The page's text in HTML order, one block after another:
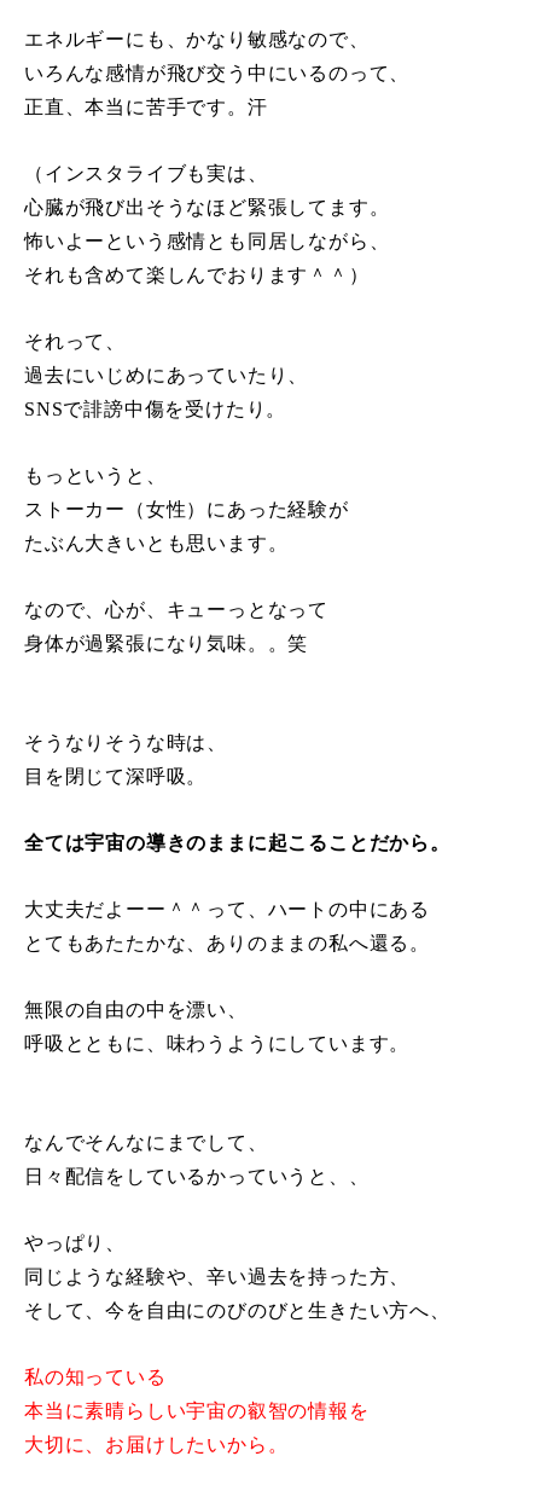
エネルギーにも、かなり敏感なので、
いろんな感情が飛び交う中にいるのって、
正直、本当に苦手です。汗
（インスタライブも実は、
心臓が飛び出そうなほど緊張してます。
怖いよーという感情とも同居しながら、
それも含めて楽しんでおります＾＾）
それって、
過去にいじめにあっていたり、
SNSで誹謗中傷を受けたり。
もっというと、
ストーカー（女性）にあった経験が
たぶん大きいとも思います。
なので、心が、キューっとなって
身体が過緊張になり気味。。笑
そうなりそうな時は、
目を閉じて深呼吸。
全ては宇宙の導きのままに起こることだから。
大丈夫だよーー＾＾って、ハートの中にある
とてもあたたかな、ありのままの私へ還る。
無限の自由の中を漂い、
呼吸とともに、味わうようにしています。
なんでそんなにまでして、
日々配信をしているかっていうと、、
やっぱり、
同じような経験や、辛い過去を持った方、
そして、今を自由にのびのびと生きたい方へ、
私の知っている
本当に素晴らしい宇宙の叡智の情報を
大切に、お届けしたいから。